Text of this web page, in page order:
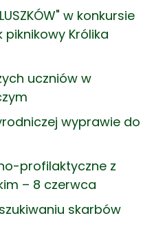
w konkursie
piknikowy Królika
uczniów w
wyprawie do
profilaktyczne z
– 8 czerwca
skarbów